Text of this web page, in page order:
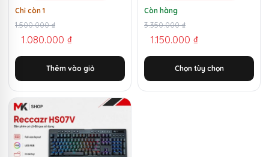
Chỉ còn 1
1.500.000₫
Giá
gốc
là:
1.500.000 ₫.
1.080.000 ₫
Giá
hiện
tại
là:
1.080.000 ₫.
Thêm vào giỏ
Còn hàng
3.350.000₫
Giá
gốc
là:
3.350.000 ₫.
1.150.000 ₫
Giá
hiện
tại
là:
1.150.000 ₫.
Chọn tùy chọn
sản
phẩm